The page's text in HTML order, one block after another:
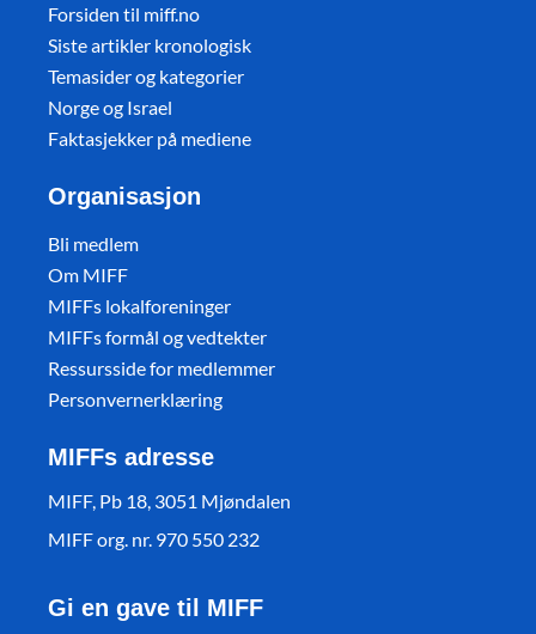
Forsiden til miff.no
Siste artikler kronologisk
Temasider og kategorier
Norge og Israel
Faktasjekker på mediene
Organisasjon
Bli medlem
Om MIFF
MIFFs lokalforeninger
MIFFs formål og vedtekter
Ressursside for medlemmer
Personvernerklæring
MIFFs adresse
MIFF, Pb 18, 3051 Mjøndalen
MIFF org. nr. 970 550 232
Gi en gave til MIFF